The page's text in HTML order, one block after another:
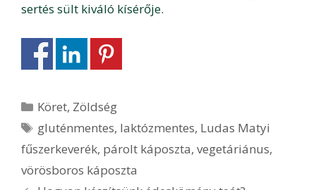
sertés sült kiváló kísérője.
Kategória
Köret, Zöldség
Címkék
gluténmentes, laktózmentes, Ludas Matyi
fűszerkeverék, párolt káposzta, vegetáriánus,
vörösboros káposzta